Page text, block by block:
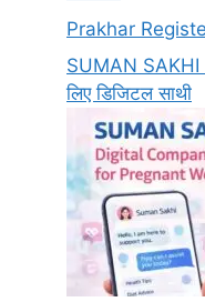
Prakhar
SUMAN SAKHI
लिए डिजिटल साथी